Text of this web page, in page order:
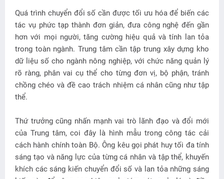
Quá trình chuyển đổi số cần được tối ưu hóa để biến các
tác vụ phức tạp thành đơn giản, đưa công nghệ đến gần
hơn với mọi người, tăng cường hiệu quả và tính lan tỏa
trong toàn ngành. Trung tâm cần tập trung xây dựng kho
dữ liệu số cho ngành nông nghiệp, với chức năng quản lý
rõ ràng, phân vai cụ thể cho từng đơn vị, bộ phận, tránh
chồng chéo và đề cao trách nhiệm cá nhân cũng như tập
thể.
Thứ trưởng cũng nhấn mạnh vai trò lãnh đạo và đổi mới
của Trung tâm, coi đây là hình mẫu trong công tác cải
cách hành chính toàn Bộ. Ông kêu gọi phát huy tối đa tính
sáng tạo và năng lực của từng cá nhân và tập thể, khuyến
khích các sáng kiến chuyển đổi số và lan tỏa những sáng